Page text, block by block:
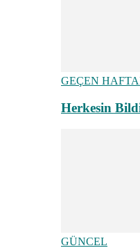
GEÇEN
Herkesin
GÜNCEL